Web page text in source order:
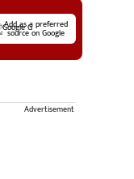
Add as a preferred
source on Google
Advertisement